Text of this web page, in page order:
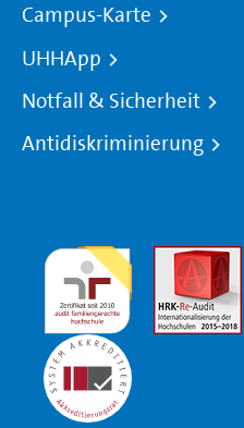
Campus-Karte
UHHApp
Notfall & Sicherheit
Antidiskriminierung